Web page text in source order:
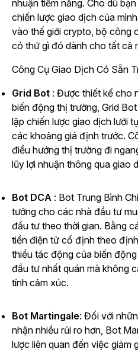
nhuận tiềm năng. Cho dù
chiến lược giao dịch của
vào thế giới crypto, bộ công
có thứ gì đó dành cho tất cả
Công Cụ Giao Dịch Có Sẵn
Grid Bot : Được thiết kế cho
biến động thị trường, Grid
lập chiến lược giao dịch lưới
các khoảng giá định trước.
điều hướng thị trường đi
lũy lợi nhuận thông qua giao
Bot DCA : Bot Trung Bình
tưởng cho các nhà đầu tư
đầu tư theo thời gian. Bằng
tiền điện tử cố định theo
thiểu tác động của biến
đầu tư nhất quán mà không
tính cảm xúc.
Bot Martingale: Đối với
nhận nhiều rủi ro hơn, Bot
lược liên quan đến việc giảm